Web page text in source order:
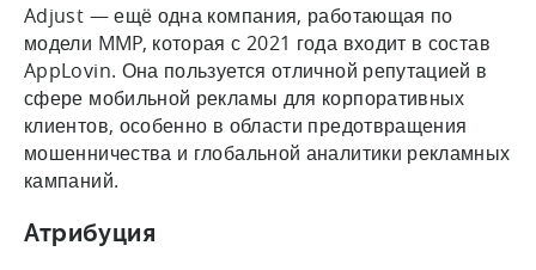
Adjust — ещё одна компания, работающая по
модели MMP, которая с 2021 года входит в состав
AppLovin. Она пользуется отличной репутацией в
сфере мобильной рекламы для корпоративных
клиентов, особенно в области предотвращения
мошенничества и глобальной аналитики рекламных
кампаний.
Атрибуция